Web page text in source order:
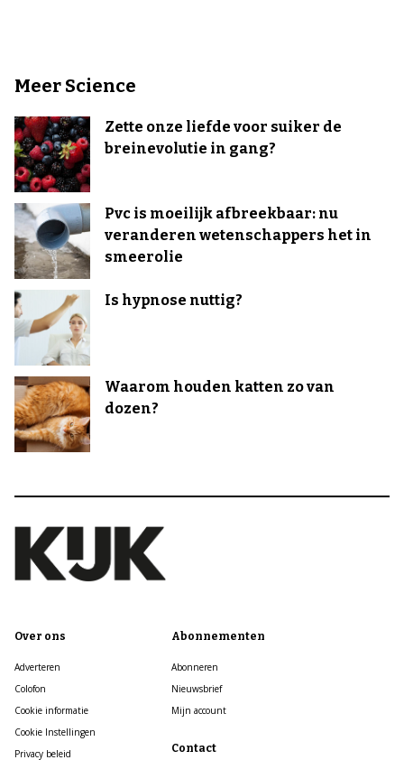
Meer Science
Zette onze liefde voor suiker de
breinevolutie in gang?
Pvc is moeilijk afbreekbaar: nu
veranderen wetenschappers het in
smeerolie
Is hypnose nuttig?
Waarom houden katten zo van
dozen?
Over ons
Adverteren
Colofon
Cookie informatie
Cookie Instellingen
Privacy beleid
Abonnementen
Abonneren
Nieuwsbrief
Mijn account
Contact